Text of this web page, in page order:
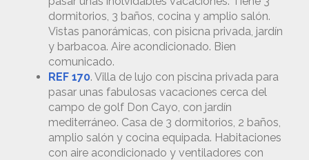
dormitorios, 3 baños, cocina y amplio salón.
Vistas panorámicas, con pisicna privada, jardín
y barbacoa. Aire acondicionado. Bien
comunicado.
REF 170. Villa de lujo con piscina privada para
pasar unas fabulosas vacaciones cerca del
campo de golf Don Cayo, con jardín
mediterráneo. Casa de 3 dormitorios, 2 baños,
amplio salón y cocina equipada. Habitaciones
con aire acondicionado y ventiladores con